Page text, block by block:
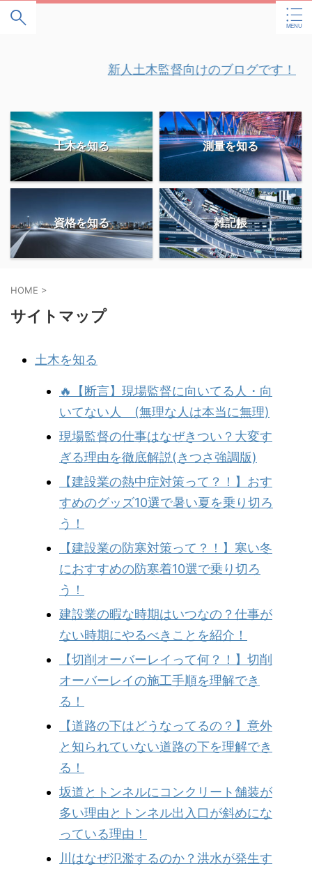
" />
新人土木監督向けのブログです！
土木を知る 測量を知る
資格を知る 雑記帳
HOME >
サイトマップ
土木を知る
🔥【断言】現場監督に向いてる人・向
いてない人 (無理な人は本当に無理)
現場監督の仕事はなぜきつい？大変す
ぎる理由を徹底解説(きつさ強調版)
【建設業の熱中症対策って？！】おす
すめのグッズ10選で暑い夏を乗り切ろ
う！
【建設業の防寒対策って？！】寒い冬
におすすめの防寒着10選で乗り切ろ
う！
建設業の暇な時期はいつなの？仕事が
ない時期にやるべきことを紹介！
【切削オーバーレイって何？！】切削
オーバーレイの施工手順を理解でき
る！
【道路の下はどうなってるの？】意外
と知られていない道路の下を理解でき
る！
坂道とトンネルにコンクリート舗装が
多い理由とトンネル出入口が斜めにな
っている理由！
川はなぜ氾濫するのか？洪水が発生す